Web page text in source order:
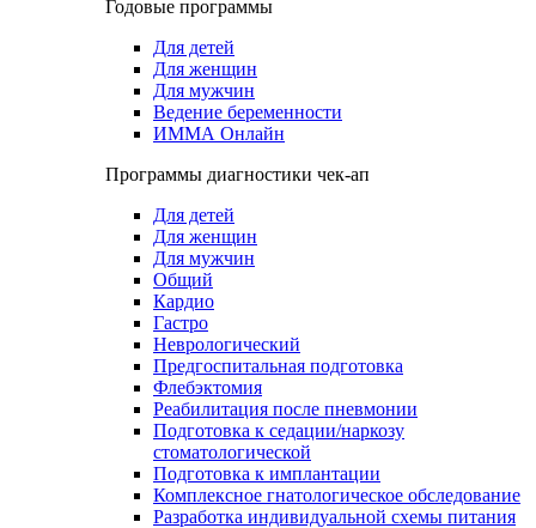
Годовые программы
Для детей
Для женщин
Для мужчин
Ведение беременности
ИММА Онлайн
Программы диагностики чек-ап
Для детей
Для женщин
Для мужчин
Общий
Кардио
Гастро
Неврологический
Предгоспитальная подготовка
Флебэктомия
Реабилитация после пневмонии
Подготовка к седации/наркозу
стоматологической
Подготовка к имплантации
Комплексное гнатологическое обследование
Разработка индивидуальной схемы питания